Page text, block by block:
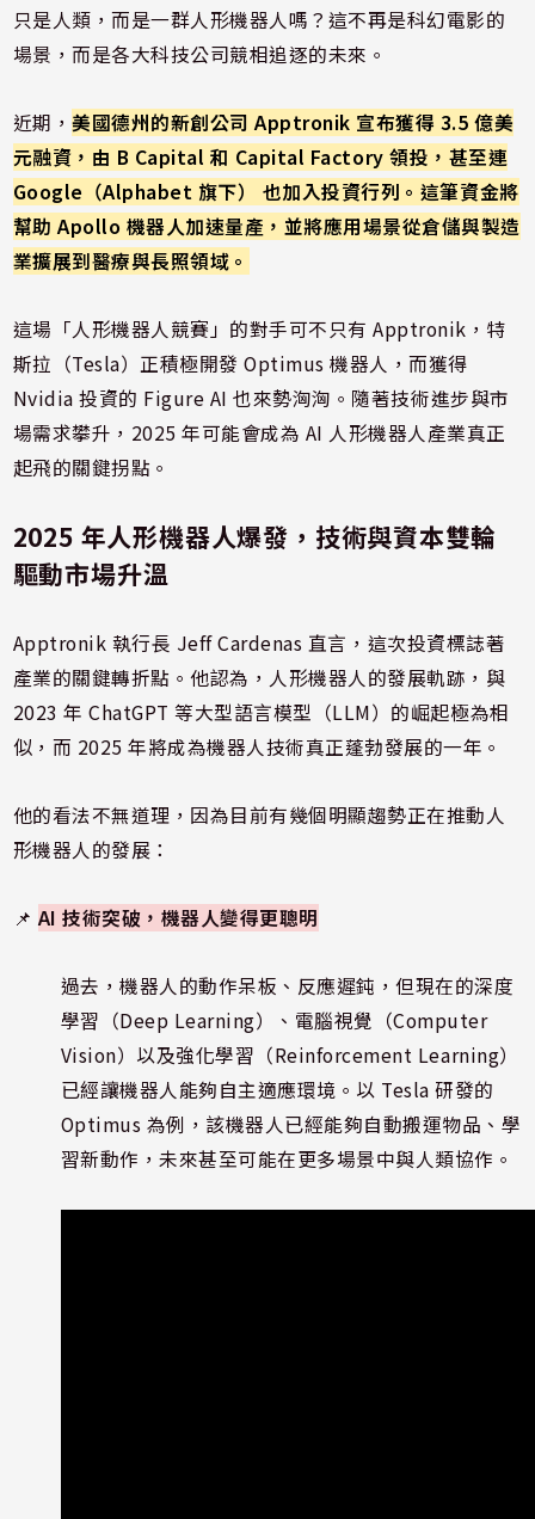
只是人類，而是一群人形機器人嗎？這不再是科幻電影的
場景，而是各大科技公司競相追逐的未來。
近期，美國德州的新創公司 Apptronik 宣布獲得 3.5 億美
元融資，由 B Capital 和 Capital Factory 領投，甚至連
Google（Alphabet 旗下） 也加入投資行列。這筆資金將
幫助 Apollo 機器人加速量產，並將應用場景從倉儲與製造
業擴展到醫療與長照領域。
這場「人形機器人競賽」的對手可不只有 Apptronik，特
斯拉（Tesla）正積極開發 Optimus 機器人，而獲得
Nvidia 投資的 Figure AI 也來勢洶洶。隨著技術進步與市
場需求攀升，2025 年可能會成為 AI 人形機器人產業真正
起飛的關鍵拐點。
2025 年人形機器人爆發，技術與資本雙輪
驅動市場升溫
Apptronik 執行長 Jeff Cardenas 直言，這次投資標誌著
產業的關鍵轉折點。他認為，人形機器人的發展軌跡，與
2023 年 ChatGPT 等大型語言模型（LLM）的崛起極為相
似，而 2025 年將成為機器人技術真正蓬勃發展的一年。
他的看法不無道理，因為目前有幾個明顯趨勢正在推動人
形機器人的發展：
📌 AI 技術突破，機器人變得更聰明
過去，機器人的動作呆板、反應遲鈍，但現在的深度
學習（Deep Learning）、電腦視覺（Computer
Vision）以及強化學習（Reinforcement Learning）
已經讓機器人能夠自主適應環境。以 Tesla 研發的
Optimus 為例，該機器人已經能夠自動搬運物品、學
習新動作，未來甚至可能在更多場景中與人類協作。